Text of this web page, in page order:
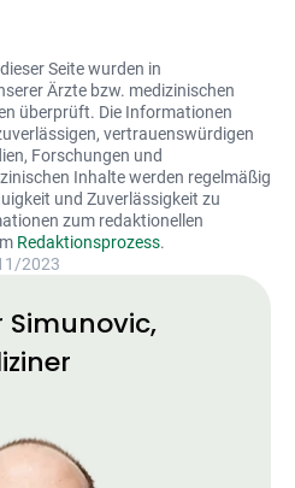
Seite wurden in
Ärzte bzw. medizinischen
überprüft. Die Informationen
vertrauenswürdigen
Forschungen und
Inhalte werden regelmäßig
und Zuverlässigkeit zu
zum redaktionellen
Redaktionsprozess.
2023
Simunovic,